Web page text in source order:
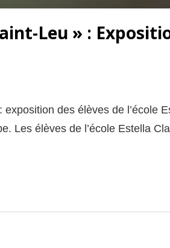
Leu » :
des élèves de l’école
Les élèves de l’école Estella